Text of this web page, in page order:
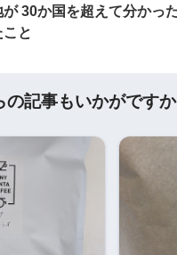
が 30か国を超えて分かっ
こと
の記事もいかがですか